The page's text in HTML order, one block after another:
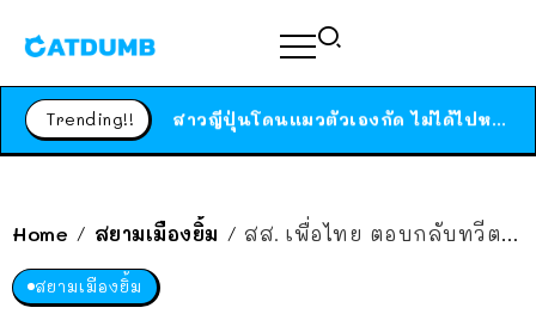
Trending!! ได้เวลาเด็กหนวดรวมตัว RF Online Next เปิดให้เล่นแล้ว เกม Sci-Fi MMORPG ระดับตำนาน เล่นได้ทั้งมือถือและ PC
Home / สยามเมืองยิ้ม / สส. เพื่อไทย ตอบกลับทวีต ที่ไม่เห็นด้วยกับนโยบายเงินดิจิทัล คนสงสัย เอาเงินตัวเองแจกเหรอ?
สยามเมืองยิ้ม